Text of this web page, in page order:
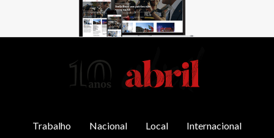
Trabalho Nacional Local Internacional